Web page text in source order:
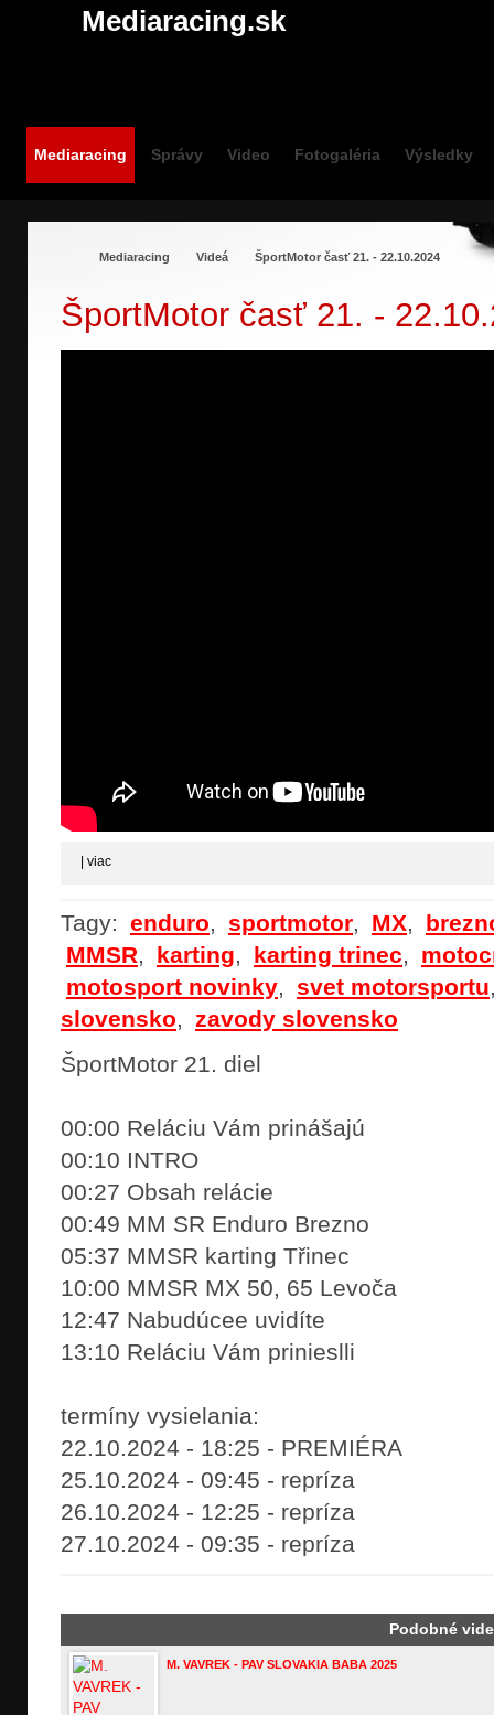
Mediaracing.sk
Mediaracing Správy Video Fotogaléria Výsledky
Mediaracing Videá ŠportMotor časť 21. - 22.10.2024
ŠportMotor časť 21. -
viac
Tagy: enduro, sportmotor, MX,
MMSR, karting, karting trinec,
motosport novinky, svet motorsportu
slovensko, zavody slovensko
ŠportMotor 21. diel
00:00 Reláciu Vám prinášajú
00:10 INTRO
00:27 Obsah relácie
00:49 MM SR Enduro Brezno
05:37 MMSR karting Třinec
10:00 MMSR MX 50, 65 Levoča
12:47 Nabudúcee uvidíte
13:10 Reláciu Vám prinieslli
termíny vysielania:
22.10.2024 - 18:25 - PREMIÉRA
25.10.2024 - 09:45 - repríza
26.10.2024 - 12:25 - repríza
27.10.2024 - 09:35 - repríza
Podobné
M. VAVREK - PAV SLOVAKIA BABA 2025